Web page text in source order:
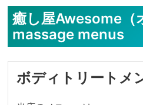
癒し屋Awesome（
massage menus
ボディトリートメ